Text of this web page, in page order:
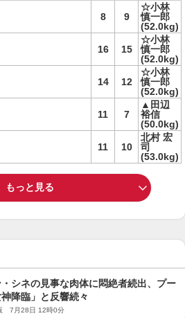
8 9
☆小林
慎一郎
(52.0kg)
16 15
☆小林
慎一郎
(52.0kg)
14 12
☆小林
慎一郎
(52.0kg)
11 7
▲田辺
裕信
(50.0kg)
11 10
北村 宏
司
(53.0kg)
もっと見る
シネの見事な肉体に悶絶者続出、プー
降臨」と反響続々
7月28日 12時0分